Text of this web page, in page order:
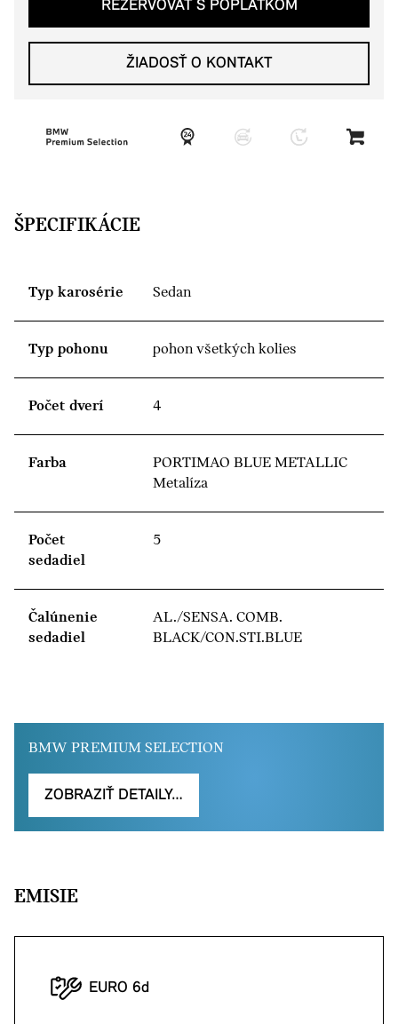
REZERVOVAŤ S POPLATKOM
ŽIADOSŤ O KONTAKT
ŠPECIFIKÁCIE
Typ karosérie Sedan
Typ pohonu pohon všetkých kolies
Počet dverí 4
Farba
PORTIMAO BLUE METALLIC
Metalíza
Počet
sedadiel
5
Čalúnenie
sedadiel
AL./SENSA. COMB.
BLACK/CON.STI.BLUE
BMW PREMIUM SELECTION
ZOBRAZIŤ DETAILY…
EMISIE
EURO 6d